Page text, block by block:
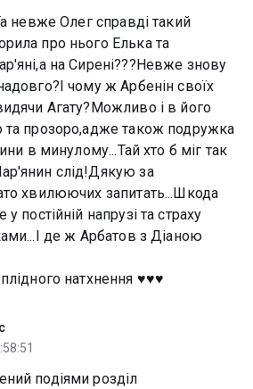
невже Олег справді такий
про нього Елька та
на Сирені???Невже знову
чому ж Арбенін своїх
Агату?Можливо і в його
та прозоро,адже також подружка
в минулому...Тай хто б міг так
слід!Дякую за
хвилюючих запитать...Шкода
постійній напрузі та страху
де ж Арбатов з Діаною
натхнення ♥️♥️♥️
подіями розділ